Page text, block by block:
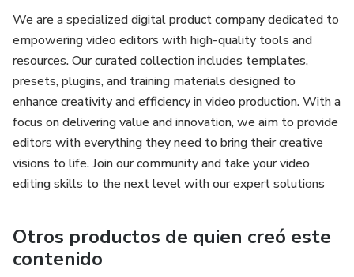
We are a specialized digital product company dedicated to
empowering video editors with high-quality tools and
resources. Our curated collection includes templates,
presets, plugins, and training materials designed to
enhance creativity and efficiency in video production. With a
focus on delivering value and innovation, we aim to provide
editors with everything they need to bring their creative
visions to life. Join our community and take your video
editing skills to the next level with our expert solutions
Otros productos de quien creó este
contenido